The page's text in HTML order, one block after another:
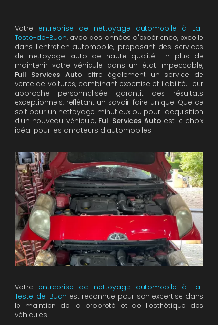
Votre entreprise de nettoyage automobile à La-
Teste-de-Buch, avec des années d'expérience, excelle
dans l'entretien automobile, proposant des services
de nettoyage auto de haute qualité. En plus de
maintenir votre véhicule dans un état impeccable,
Full Services Auto offre également un service de
vente de voitures, combinant expertise et fiabilité. Leur
approche personnalisée garantit des résultats
exceptionnels, reflétant un savoir-faire unique. Que ce
soit pour un nettoyage minutieux ou pour l'acquisition
d'un nouveau véhicule, Full Services Auto est le choix
idéal pour les amateurs d'automobiles.
Votre entreprise de nettoyage automobile à La-
Teste-de-Buch est reconnue pour son expertise dans
le maintien de la propreté et de l'esthétique des
véhicules.